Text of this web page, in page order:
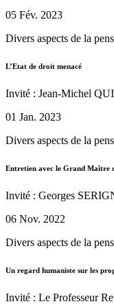
05 Fév. 2023
Divers aspects de la
L’Etat de droit menacé
Invité : Jean-Michel
01 Jan. 2023
Divers aspects de la
Entretien avec le Grand Maître
Invité : Georges
06 Nov. 2022
Divers aspects de la
Un regard humaniste sur les
Invité : Le Professeur